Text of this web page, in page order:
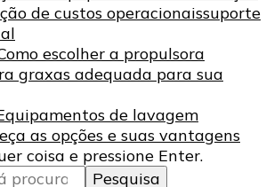
de custos operacionaissuporte
escolher a propulsora
graxas adequada para sua
de lavagem
as opções e suas vantagens
coisa e pressione Enter.